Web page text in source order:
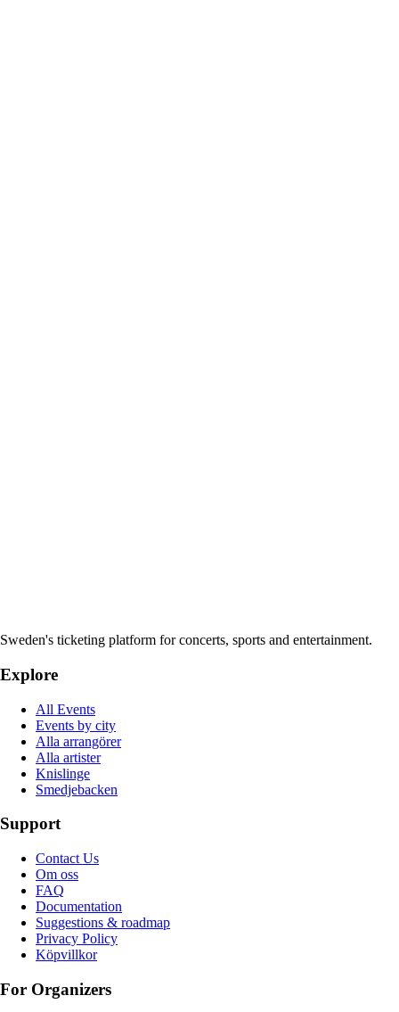
Sweden's ticketing platform for concerts, sports and entertainment.
Explore
All Events
Events by city
Alla arrangörer
Alla artister
Knislinge
Smedjebacken
Support
Contact Us
Om oss
FAQ
Documentation
Suggestions & roadmap
Privacy Policy
Köpvillkor
For Organizers